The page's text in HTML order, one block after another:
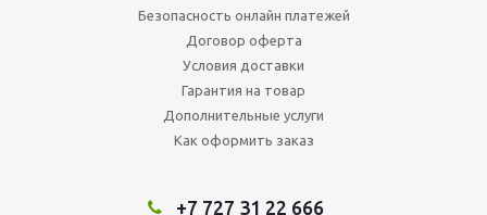
Безопасность онлайн платежей
Договор оферта
Условия доставки
Гарантия на товар
Дополнительные услуги
Как оформить заказ
+7 727 31 22 666